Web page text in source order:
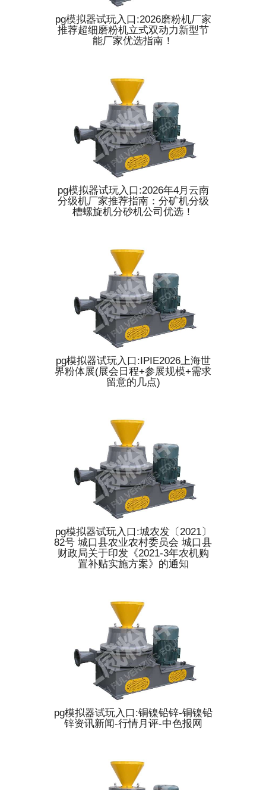
pg模拟器试玩入口:2026磨粉机厂家
推荐超细磨粉机立式双动力新型节
能厂家优选指南！
pg模拟器试玩入口:2026年4月云南
分级机厂家推荐指南：分矿机分级
槽螺旋机分砂机公司优选！
pg模拟器试玩入口:IPIE2026上海世
界粉体展(展会日程+参展规模+需求
留意的几点)
pg模拟器试玩入口:城农发〔2021〕
82号 城口县农业农村委员会 城口县
财政局关于印发《2021-3年农机购
置补贴实施方案》的通知
pg模拟器试玩入口:铜镍铅锌-铜镍铅
锌资讯新闻-行情月评-中色报网